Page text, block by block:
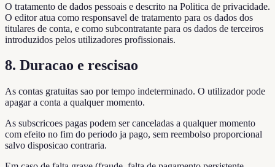
O tratamento de dados pessoais e descrito na Politica de privacidade.
O editor atua como responsavel de tratamento para os dados dos
titulares de conta, e como subcontratante para os dados de terceiros
introduzidos pelos utilizadores profissionais.
8. Duracao e rescisao
As contas gratuitas sao por tempo indeterminado. O utilizador pode
apagar a conta a qualquer momento.
As subscricoes pagas podem ser canceladas a qualquer momento
com efeito no fim do periodo ja pago, sem reembolso proporcional
salvo disposicao contraria.